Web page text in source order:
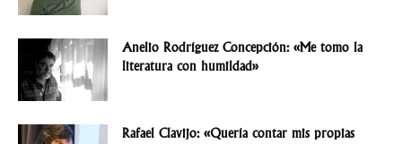
Anelio Rodríguez Concepción: «Me tomo la
literatura con humildad»
Rafael Clavijo: «Quería contar mis propias